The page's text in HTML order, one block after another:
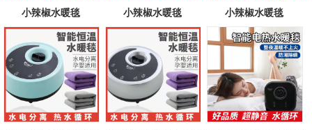
小辣椒水暖毯 小辣椒水暖毯 小辣椒水暖毯